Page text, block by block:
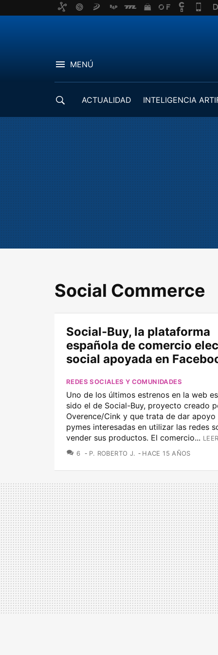
MENÚ
ACTUALIDAD
INTELIGENCIA
Social Commerce
Social-Buy, la plataforma
española de comercio
social apoyada en
REDES SOCIALES Y COMUNIDADES
Uno de los últimos estrenos en la web
sido el de Social-Buy, proyecto creado
Overence/Cink y que trata de dar
pymes interesadas en utilizar las redes
vender sus productos. El comercio...
6 COMENTARIOS
P. ROBERTO J. HACE 15 AÑOS